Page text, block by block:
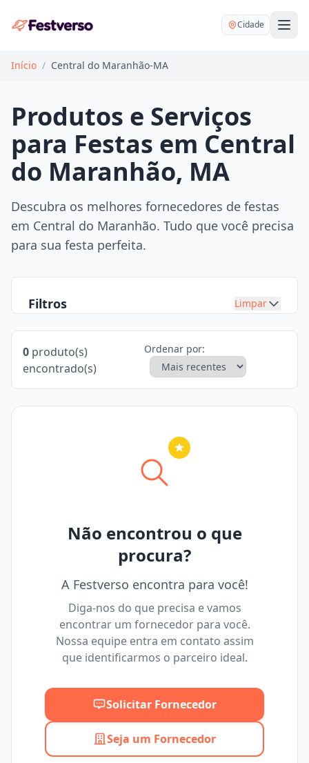
Cidade
Balões delivery
Decoração personalizada
Pegue e Monte
Festa na mesa
Mesas e cadeiras
Buffet
DJ
Início / Central do Maranhão-MA
Produtos e Serviços
para Festas em Central
do Maranhão, MA
Descubra os melhores fornecedores de festas
em Central do Maranhão. Tudo que você precisa
para sua festa perfeita.
Filtros Limpar
Máximo
0 produto(s)
encontrado(s)
Ordenar por:
Não encontrou o que
procura?
A Festverso encontra para você!
Diga-nos do que precisa e vamos
encontrar um fornecedor para você.
Nossa equipe entra em contato assim
que identificarmos o parceiro ideal.
Solicitar Fornecedor
Seja um Fornecedor